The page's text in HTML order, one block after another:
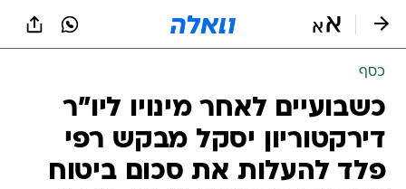
כסף
כשבועיים לאחר מינויו ליו"ר
דירקטוריון יסקל מבקש רפי
פלד להעלות את סכום ביטוח